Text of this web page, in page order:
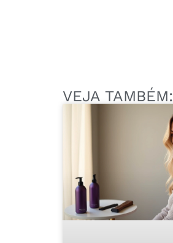
VEJA TAMBÉM: